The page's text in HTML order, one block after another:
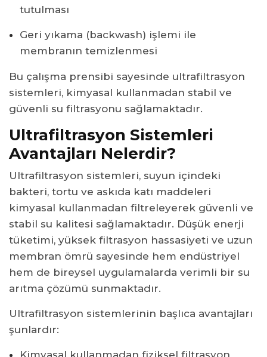
tutulması
Geri yıkama (backwash) işlemi ile
membranın temizlenmesi
Bu çalışma prensibi sayesinde ultrafiltrasyon
sistemleri, kimyasal kullanmadan stabil ve
güvenli su filtrasyonu sağlamaktadır.
Ultrafiltrasyon Sistemleri
Avantajları Nelerdir?
Ultrafiltrasyon sistemleri, suyun içindeki
bakteri, tortu ve askıda katı maddeleri
kimyasal kullanmadan filtreleyerek güvenli ve
stabil su kalitesi sağlamaktadır. Düşük enerji
tüketimi, yüksek filtrasyon hassasiyeti ve uzun
membran ömrü sayesinde hem endüstriyel
hem de bireysel uygulamalarda verimli bir su
arıtma çözümü sunmaktadır.
Ultrafiltrasyon sistemlerinin başlıca avantajları
şunlardır:
Kimyasal kullanmadan fiziksel filtrasyon